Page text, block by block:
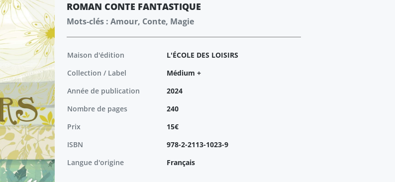
ROMAN CONTE FANTASTIQUE
Mots-clés : Amour, Conte, Magie
Maison d'édition
L'ÉCOLE DES LOISIRS
Collection / Label
Médium +
Année de publication
2024
Nombre de pages
240
Prix
15€
ISBN
978-2-2113-1023-9
Langue d'origine
Français